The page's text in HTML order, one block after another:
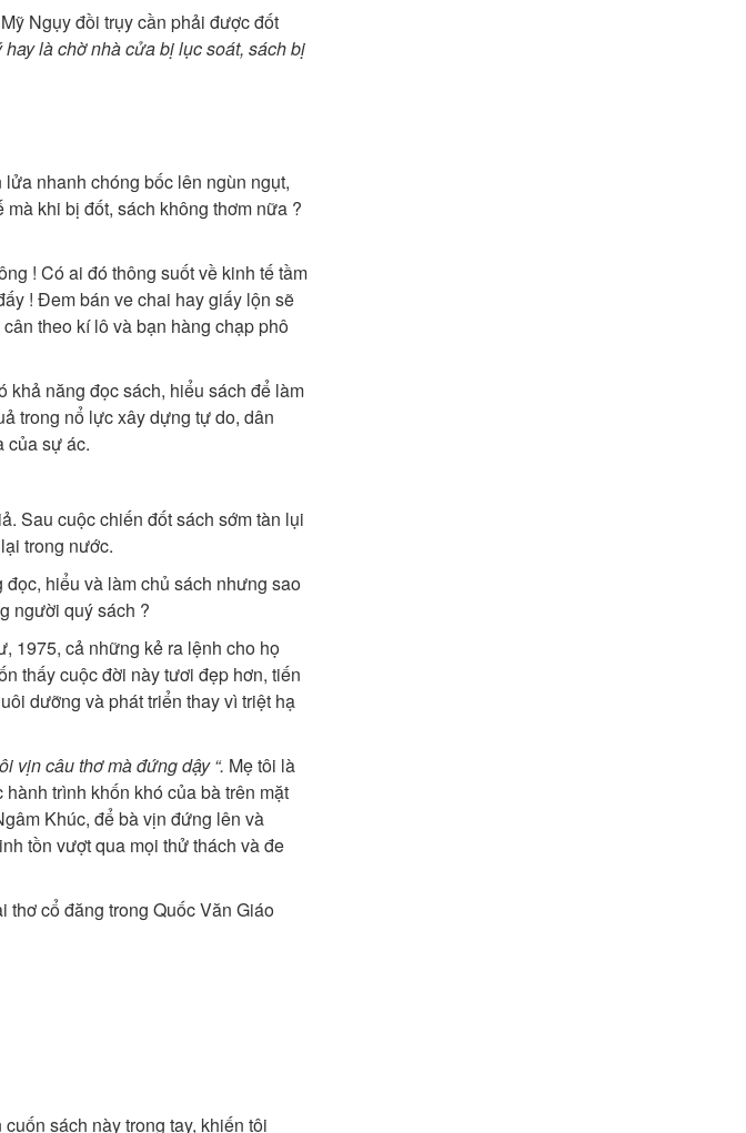
Ngụy đồi trụy cần phải được đốt
là chờ nhà cửa bị lục soát, sách bị
nhanh chóng bốc lên ngùn ngụt,
khi bị đốt, sách không thơm nữa ?
! Có ai đó thông suốt về kinh tế tầm
! Đem bán ve chai hay giấy lộn sẽ
theo kí lô và bạn hàng chạp phô
khả năng đọc sách, hiểu sách để làm
trong nổ lực xây dựng tự do, dân
của sự ác.
Sau cuộc chiến đốt sách sớm tàn lụi
trong nước.
hiểu và làm chủ sách nhưng sao
người quý sách ?
1975, cả những kẻ ra lệnh cho họ
thấy cuộc đời này tươi đẹp hơn, tiến
dưỡng và phát triển thay vì triệt hạ
vịn câu thơ mà đứng dậy “. Mẹ tôi là
trình khốn khó của bà trên mặt
Khúc, để bà vịn đứng lên và
tồn vượt qua mọi thử thách và đe
thơ cổ đăng trong Quốc Văn Giáo
sách này trong tay, khiến tôi